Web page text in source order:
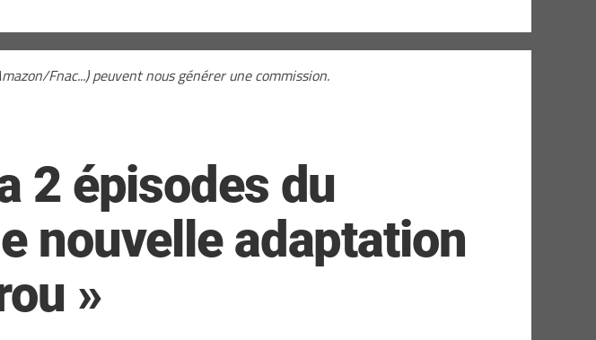
Fnac...) peuvent nous générer une commission.
2 épisodes du
nouvelle adaptation
»